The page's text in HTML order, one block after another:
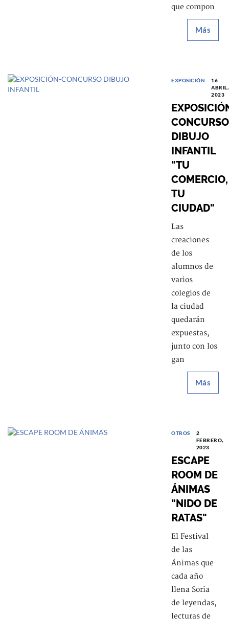
que compon
Más
EXPOSICIÓN
16
ABRIL,
2023
CONCURSO
DIBUJO
INFANTIL
"TU
COMERCIO,
TU
CIUDAD"
Las
creaciones
de los
alumnos de
varios
colegios de
la ciudad
quedarán
expuestas,
junto con los
gan
Más
OTROS
2
FEBRERO,
2023
ESCAPE
ROOM DE
ÁNIMAS
"NIDO DE
RATAS"
El Festival
de las
Ánimas que
cada año
llena Soria
de leyendas,
lecturas de